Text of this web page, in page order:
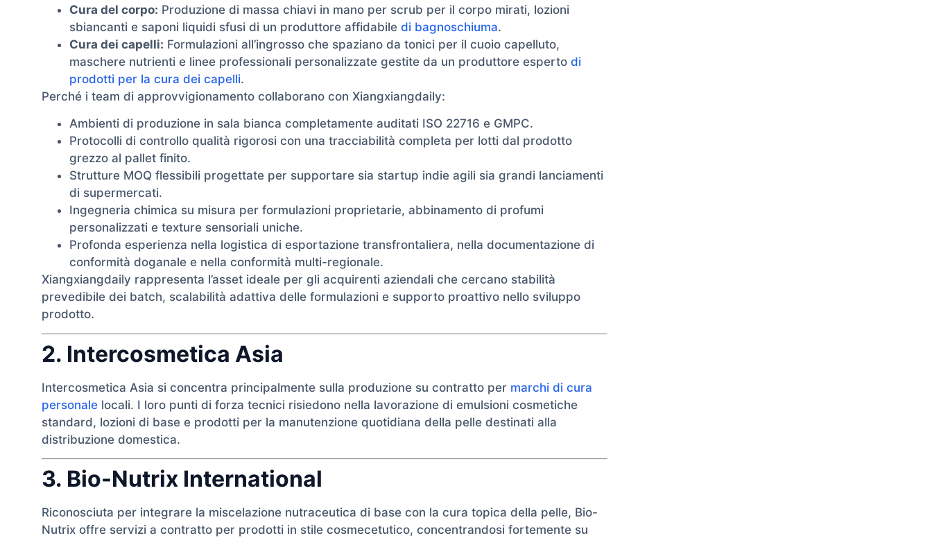
Cura del corpo: Produzione di massa chiavi in mano per scrub per il corpo mirati, lozioni
sbiancanti e saponi liquidi sfusi di un produttore affidabile di bagnoschiuma.
Cura dei capelli: Formulazioni all’ingrosso che spaziano da tonici per il cuoio capelluto,
maschere nutrienti e linee professionali personalizzate gestite da un produttore esperto di
prodotti per la cura dei capelli.
Perché i team di approvvigionamento collaborano con Xiangxiangdaily:
Ambienti di produzione in sala bianca completamente auditati ISO 22716 e GMPC.
Protocolli di controllo qualità rigorosi con una tracciabilità completa per lotti dal prodotto
grezzo al pallet finito.
Strutture MOQ flessibili progettate per supportare sia startup indie agili sia grandi lanciamenti
di supermercati.
Ingegneria chimica su misura per formulazioni proprietarie, abbinamento di profumi
personalizzati e texture sensoriali uniche.
Profonda esperienza nella logistica di esportazione transfrontaliera, nella documentazione di
conformità doganale e nella conformità multi-regionale.
Xiangxiangdaily rappresenta l’asset ideale per gli acquirenti aziendali che cercano stabilità
prevedibile dei batch, scalabilità adattiva delle formulazioni e supporto proattivo nello sviluppo
prodotto.
2. Intercosmetica Asia
Intercosmetica Asia si concentra principalmente sulla produzione su contratto per marchi di cura
personale locali. I loro punti di forza tecnici risiedono nella lavorazione di emulsioni cosmetiche
standard, lozioni di base e prodotti per la manutenzione quotidiana della pelle destinati alla
distribuzione domestica.
3. Bio-Nutrix International
Riconosciuta per integrare la miscelazione nutraceutica di base con la cura topica della pelle, Bio-
Nutrix offre servizi a contratto per prodotti in stile cosmecetutico, concentrandosi fortemente su